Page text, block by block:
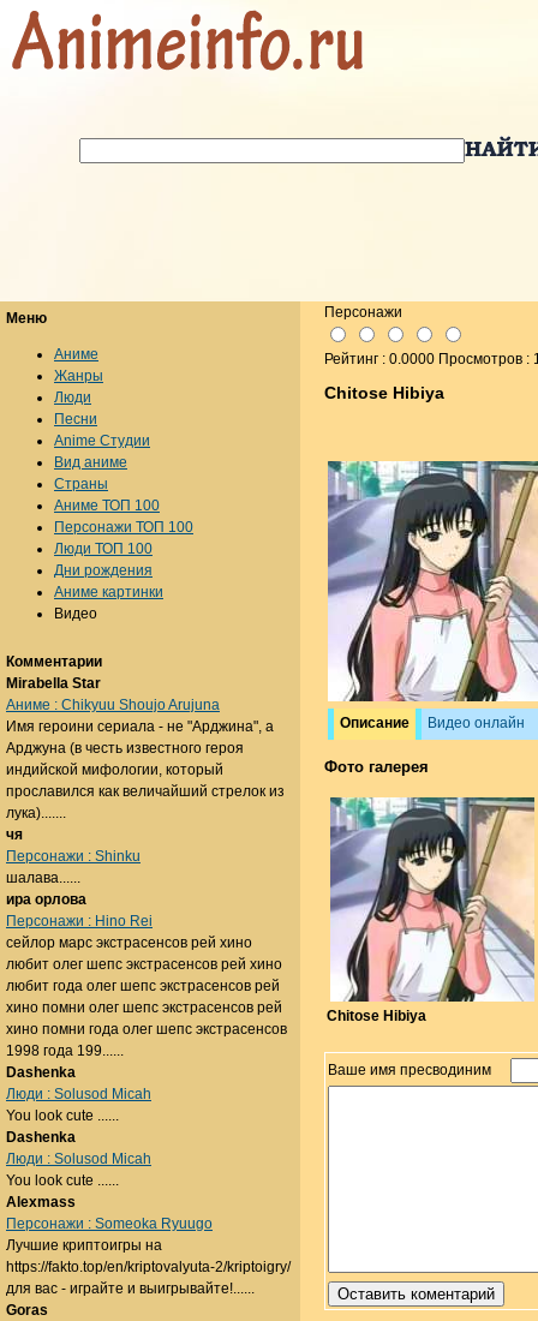
Персонажи
Рейтинг : 0.0000 Просмотров :
Chitose Hibiya
Описание Видео онлайн
Фото галерея
Chitose Hibiya
Ваше имя пресводиним
Меню
Аниме
Жанры
Люди
Песни
Anime Студии
Вид аниме
Страны
Аниме ТОП 100
Персонажи ТОП 100
Люди ТОП 100
Дни рождения
Аниме картинки
Видео
Комментарии
Mirabella Star
Аниме : Chikyuu Shoujo Arujuna
Имя героини сериала - не "Арджина", а
Арджуна (в честь известного героя
индийской мифологии, который
прославился как величайший стрелок из
лука).......
чя
Персонажи : Shinku
шалава......
ира орлова
Персонажи : Hino Rei
сейлор марс экстрасенсов рей хино
любит олег шепс экстрасенсов рей хино
любит года олег шепс экстрасенсов рей
хино помни олег шепс экстрасенсов рей
хино помни года олег шепс экстрасенсов
1998 года 199......
Dashenka
Люди : Solusod Micah
You look cute ......
Dashenka
Люди : Solusod Micah
You look cute ......
Alexmass
Персонажи : Someoka Ryuugo
Лучшие криптоигры на
https://fakto.top/en/kriptovalyuta-2/kriptoigry/
для вас - играйте и выигрывайте!......
Goras